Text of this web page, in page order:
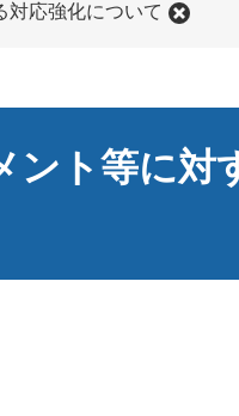
対応強化について
ント等に対